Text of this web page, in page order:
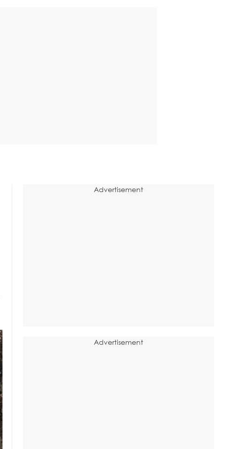
Advertisement
Advertisement